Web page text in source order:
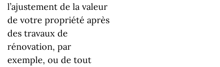
l’ajustement de la valeur
de votre propriété après
des travaux de
rénovation, par
exemple, ou de tout